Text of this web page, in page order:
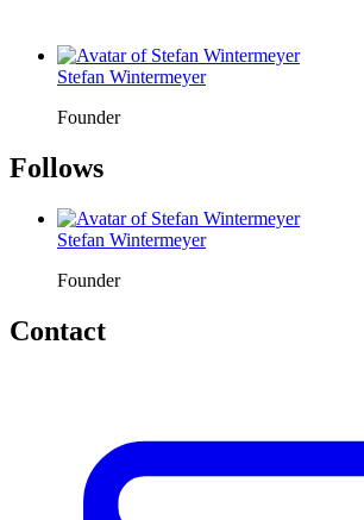
Stefan Wintermeyer
Founder
Follows
Stefan Wintermeyer
Founder
Contact